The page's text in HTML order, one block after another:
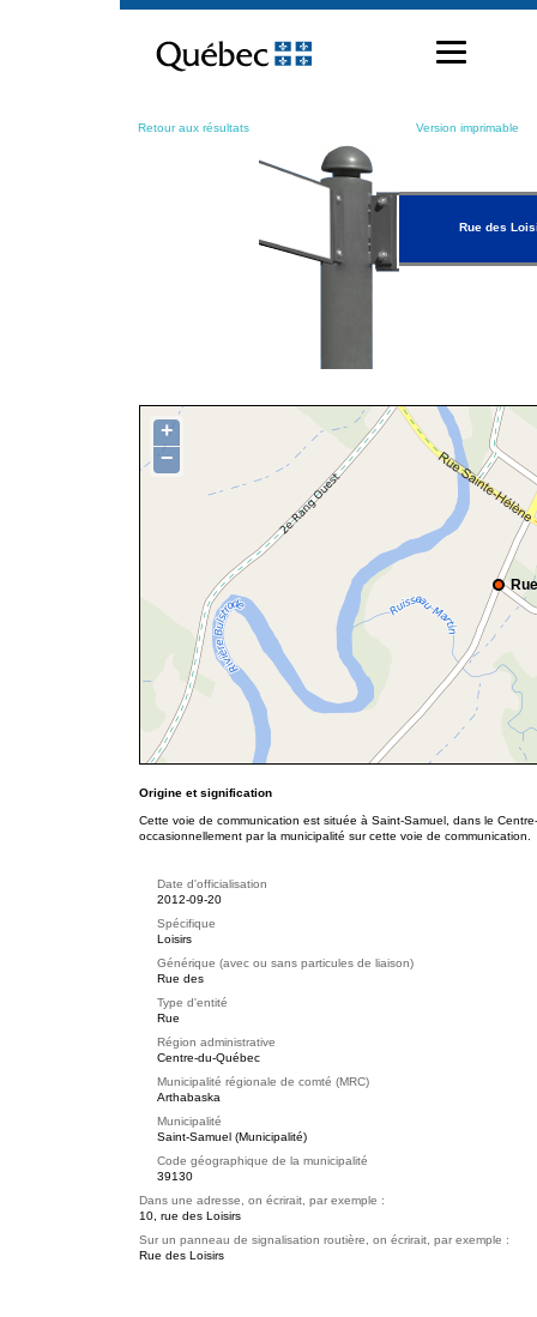
contenu
Retour aux résultats Version imprimable
Rue des
+
−
Origine et signification
Cette voie de communication est située à Saint-Samuel, dans le
occasionnellement par la municipalité sur cette voie de communication.
Date d'officialisation
2012-09-20
Spécifique
Loisirs
Générique (avec ou sans particules de liaison)
Rue des
Type d'entité
Rue
Région administrative
Centre-du-Québec
Municipalité régionale de comté (MRC)
Arthabaska
Municipalité
Saint-Samuel (Municipalité)
Code géographique de la municipalité
39130
Dans une adresse, on écrirait, par exemple :
10, rue des Loisirs
Sur un panneau de signalisation routière, on écrirait, par exemple :
Rue des Loisirs